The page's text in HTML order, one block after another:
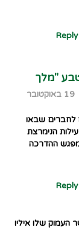
Reply
"מלך
19 באוקטובר
לחברים שבאו
הנימרצת
ההדרכה
Reply
שלו איליו